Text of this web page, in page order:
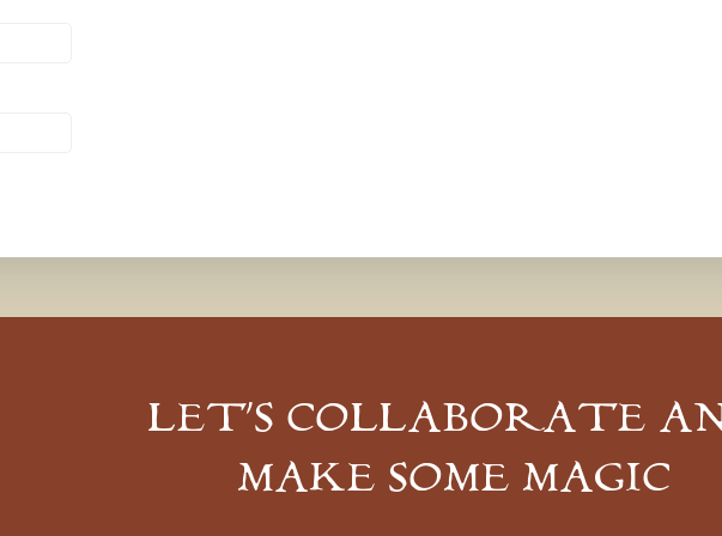
LET’S COLLABORATE
MAKE SOME MAGIC